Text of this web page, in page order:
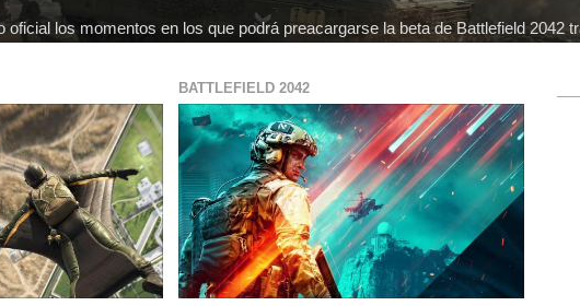
oficial los momentos en los que podrá preacargarse la beta de Battlefield 2042
BATTLEFIELD 2042